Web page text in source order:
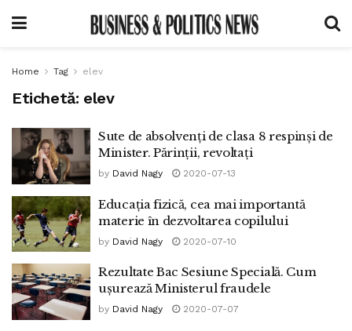
Home Tag elev
Etichetă: elev
Sute de absolvenți de clasa 8 respinși de
Minister. Părinții, revoltați
by David Nagy 2020-07-13
Educația fizică, cea mai importantă
materie în dezvoltarea copilului
by David Nagy 2020-07-10
Rezultate Bac Sesiune Specială. Cum
ușurează Ministerul fraudele
by David Nagy 2020-07-07